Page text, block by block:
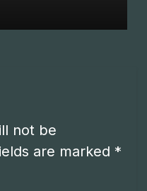
not be
are marked *